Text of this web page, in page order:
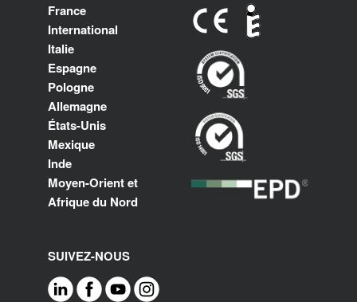
France
International
Italie
Espagne
Pologne
Allemagne
États-Unis
Mexique
Inde
Moyen-Orient et
Afrique du Nord
SUIVEZ-NOUS